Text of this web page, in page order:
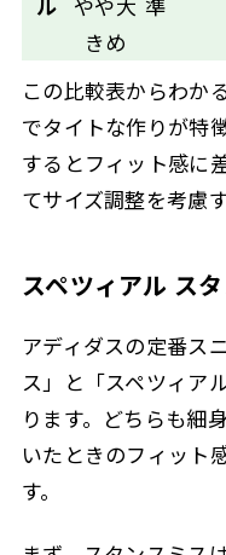
きめ
この比較表からわか
でタイトな作りが特徴
するとフィット感に
てサイズ調整を考慮
スペツィアル ス
アディダスの定番ス
ス」と「スペツィア
ります。どちらも細
いたときのフィット
す。